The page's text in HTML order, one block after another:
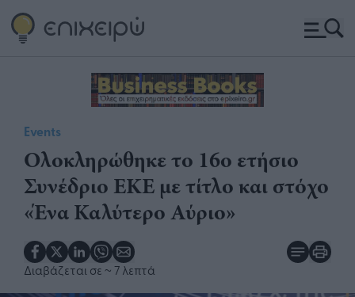
Events
Ολοκληρώθηκε το 16ο ετήσιο
Συνέδριο ΕΚΕ με τίτλο και στόχο
«Ένα Καλύτερο Αύριο»
Διαβάζεται σε ~ 7 λεπτά